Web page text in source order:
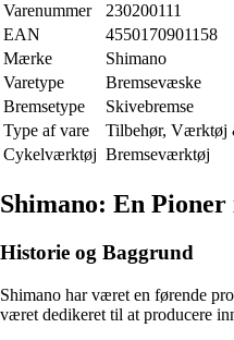
Varenummer
230200111
EAN
4550170901158
Mærke
Shimano
Varetype
Bremsevæske
Bremsetype
Skivebremse
Type af vare
Tilbehør, Værktøj
Cykelværktøj Bremseværktøj
Shimano: En
Historie og Baggrund
Shimano har været en førende
været dedikeret til at producere